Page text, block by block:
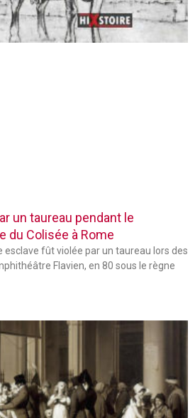
un taureau pendant le
du Colisée à Rome
esclave fût violée par un taureau lors des
Flavien, en 80 sous le règne